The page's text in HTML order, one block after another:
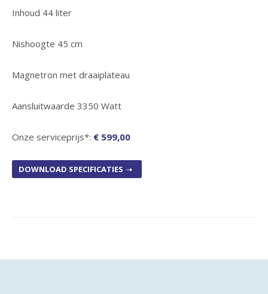
Inhoud 44 liter
Nishoogte 45 cm
Magnetron met draaiplateau
Aansluitwaarde 3350 Watt
Onze serviceprijs*: € 599,00
DOWNLOAD SPECIFICATIES